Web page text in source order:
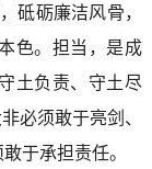
砥砺廉洁风骨，
色。担当，是成
土负责、守土尽
必须敢于亮剑、
于承担责任。